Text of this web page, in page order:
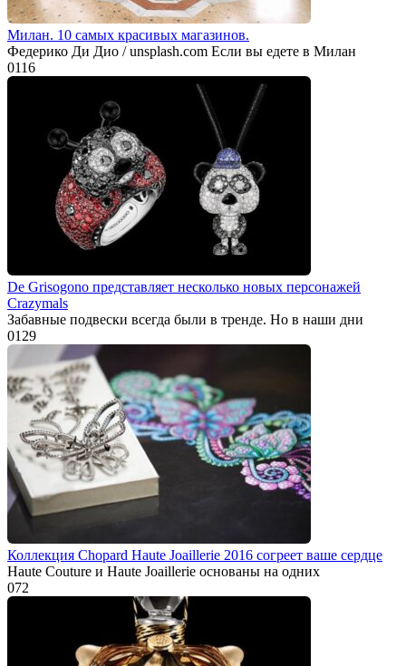
Милан. 10 самых красивых магазинов.
Федерико Ди Дио / unsplash.com Если вы едете в Милан
0116
De Grisogono представляет несколько новых персонажей
Crazymals
Забавные подвески всегда были в тренде. Но в наши дни
0129
Коллекция Chopard Haute Joaillerie 2016 согреет ваше сердце
Haute Couture и Haute Joaillerie основаны на одних
072